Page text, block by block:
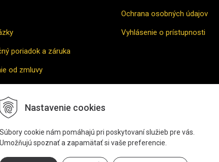
Nastavenie cookies
Súbory cookie nám pomáhajú pri poskytovaní služieb pre vás.
Umožňujú spoznať a zapamätať si vaše preferencie.
poriadok a záruka
od zmluvy
Ochrana osobných údajov
Vyhlásenie o prístupnosti